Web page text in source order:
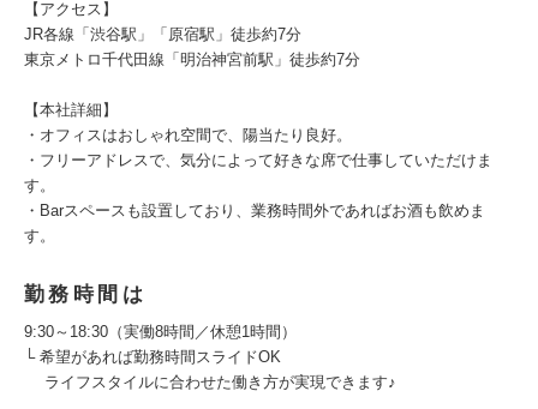
【アクセス】
JR各線「渋谷駅」「原宿駅」徒歩約7分
東京メトロ千代田線「明治神宮前駅」徒歩約7分
【本社詳細】
・オフィスはおしゃれ空間で、陽当たり良好。
・フリーアドレスで、気分によって好きな席で仕事していただけま
す。
・Barスペースも設置しており、業務時間外であればお酒も飲めま
す。
勤務時間は
9:30～18:30（実働8時間／休憩1時間）
└ 希望があれば勤務時間スライドOK
ライフスタイルに合わせた働き方が実現できます♪